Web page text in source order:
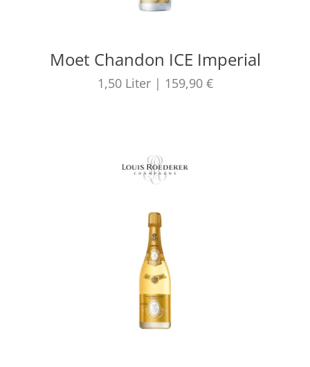
Moet Chandon ICE Imperial
1,50 Liter | 159,90 €